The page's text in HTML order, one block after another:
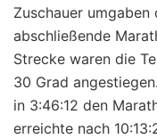
Zuschauer
abschließende
Strecke waren die
30 Grad
in 3:46:12 den
erreichte nach